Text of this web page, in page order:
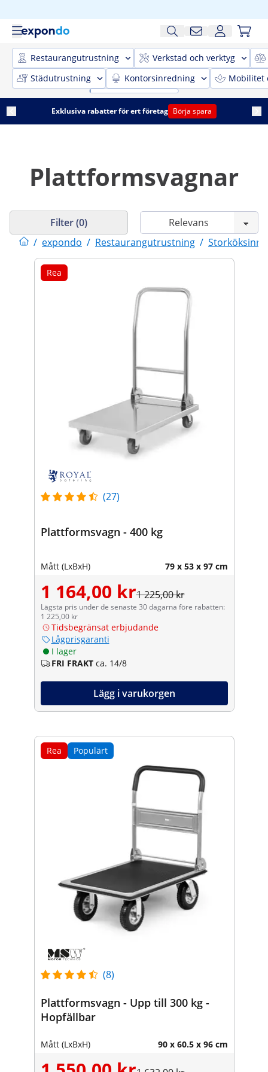
Restaurangutrustning
Verkstad och verktyg
Städutrustning
Kontorsinredning Mobilitet
Exklusiva rabatter för ert företag Börja spara
Plattformsvagnar
/ expondo / Restaurangutrustning /
Filter (0)
Rea
(27)
Plattformsvagn - 400 kg
Mått (LxBxH) 79 x 53 x 97 cm
1 164,00 kr1 225,00 kr
Lägsta pris under de senaste 30 dagarna före rabatten:
1 225,00 kr
Tidsbegränsat erbjudande
Lågprisgaranti
I lager
FRI FRAKT ca. 14/8
Lägg i varukorgen
Rea Populärt
(8)
Plattformsvagn - Upp till 300 kg -
Hopfällbar
Mått (LxBxH) 90 x 60.5 x 96 cm